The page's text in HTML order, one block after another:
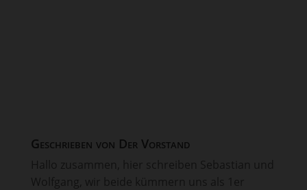
Geschrieben von Der Vorstand